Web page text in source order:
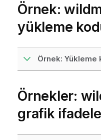
Örnek:
yükleme
Örnek: Yükleme
Örnekler:
grafik